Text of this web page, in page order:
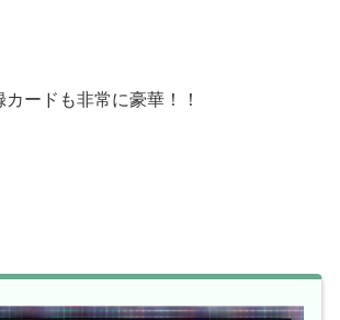
ードも非常に豪華！！